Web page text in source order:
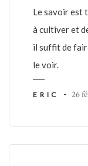
Le savoir est
à cultiver et
il suffit de
le voir.
ERIC - 26